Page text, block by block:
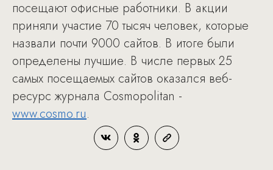
посещают офисные работники. В акции
приняли участие 70 тысяч человек, которые
назвали почти 9000 сайтов. В итоге были
определены лучшие. В числе первых 25
самых посещаемых сайтов оказался веб-
ресурс журнала Cosmopolitan -
www.cosmo.ru.